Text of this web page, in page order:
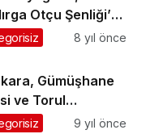
Otçu Şenliği’ni
dönüştürdü8 yıl önce
Gümüşhane
ve Torul
ziyaret
9 yıl önce